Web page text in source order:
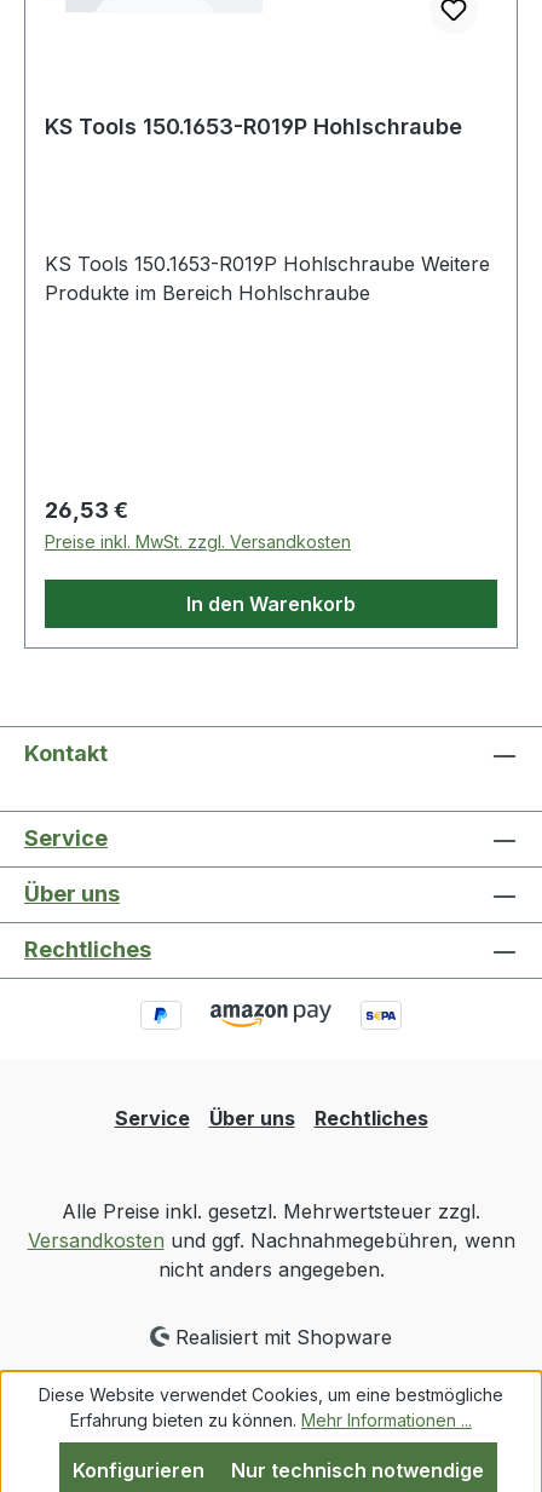
KS Tools 150.1653-R019P Hohlschraube
KS Tools 150.1653-R019P Hohlschraube Weitere
Produkte im Bereich Hohlschraube
Regulärer Preis:
26,53 €
Preise inkl. MwSt. zzgl. Versandkosten
In den Warenkorb
Kontakt
Service
Über uns
Rechtliches
Service Über uns Rechtliches
Alle Preise inkl. gesetzl. Mehrwertsteuer zzgl.
Versandkosten und ggf. Nachnahmegebühren, wenn
nicht anders angegeben.
Realisiert mit Shopware
Diese Website verwendet Cookies, um eine bestmögliche
Erfahrung bieten zu können. Mehr Informationen ...
Nur technisch notwendige
Konfigurieren